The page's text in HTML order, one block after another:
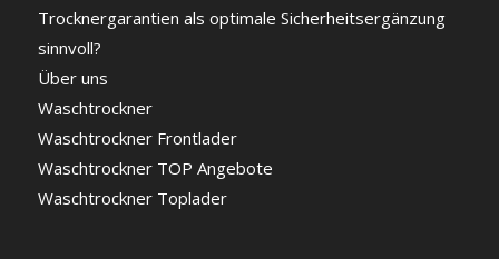
Trocknergarantien als optimale Sicherheitsergänzung
sinnvoll?
Über uns
Waschtrockner
Waschtrockner Frontlader
Waschtrockner TOP Angebote
Waschtrockner Toplader